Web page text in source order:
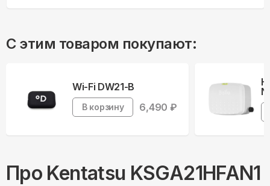
С этим товаром покупают:
Wi-Fi DW21-B
В корзину 6,490 ₽
Про Kentatsu KSGA21HFAN1